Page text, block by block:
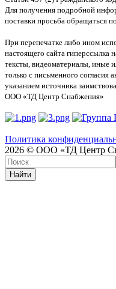
Для получения подробной
поставки просьба обращаться
При перепечатке либо ином
настоящего сайта гиперссылка
тексты, видеоматериалы, иные
только с письменного согласия
указанием источника
ООО «ТД Центр Снабжения»
Политика
2026 © ООО «ТД Центр
Найти